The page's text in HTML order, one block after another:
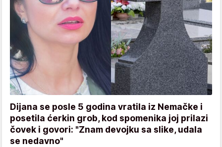
Dijana se posle 5 godina vratila iz Nemačke i
posetila ćerkin grob, kod spomenika joj prilazi
čovek i govori: "Znam devojku sa slike, udala
se nedavno"